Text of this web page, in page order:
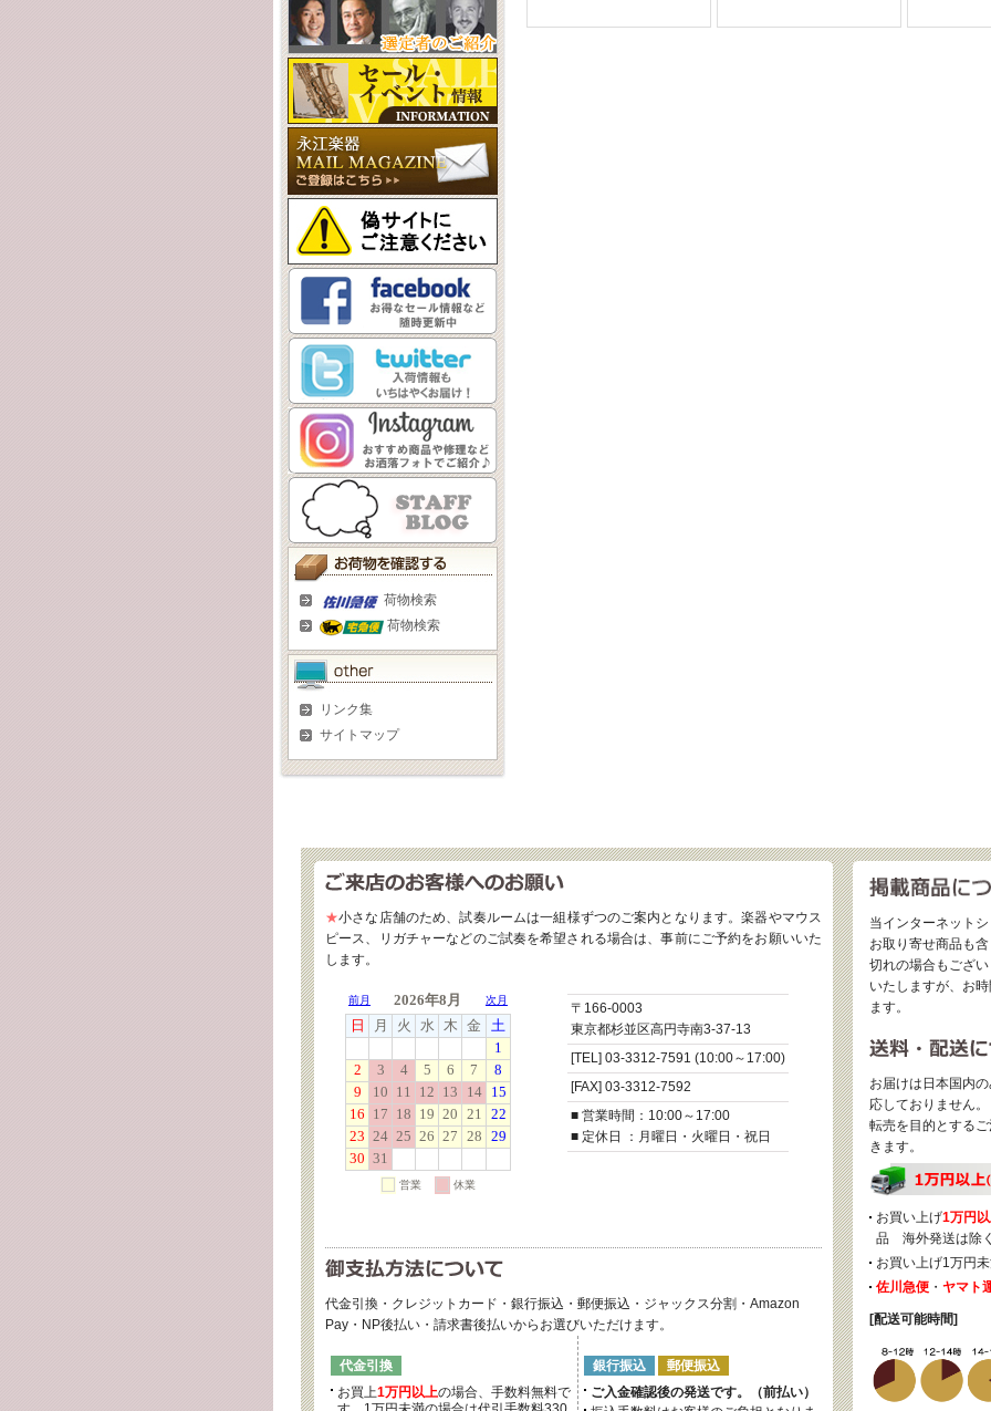
荷物検索
荷物検索
リンク集
サイトマップ
★小さな店舗のため、試奏ルームは一組様ずつのご案内となります。楽器やマウス
ピース、リガチャーなどのご試奏を希望される場合は、事前にご予約をお願いいた
します。
〒166-0003
東京都杉並区高円寺南3-37-13
[TEL] 03-3312-7591 (10:00～17:00)
[FAX] 03-3312-7592
■ 営業時間：10:00～17:00
■ 定休日 ：月曜日・火曜日・祝日
代金引換・クレジットカード・銀行振込・郵便振込・ジャックス分割・Amazon
Pay・NP後払い・請求書後払いからお選びいただけます。
代金引換
お買上1万円以上の場合、手数料無料で
銀行振込
郵便振込
ご入金確認後の発送です。（前払い）
当インターネット
お取り寄せ商品も
切れの場合もござ
いたしますが、お
ます。
お届けは日本国内
応しておりません
転売を目的とする
きます。
お買い上げ1万円
品 海外発送は除
お買い上げ1万円
佐川急便 ・ ヤマト
[配送可能時間]